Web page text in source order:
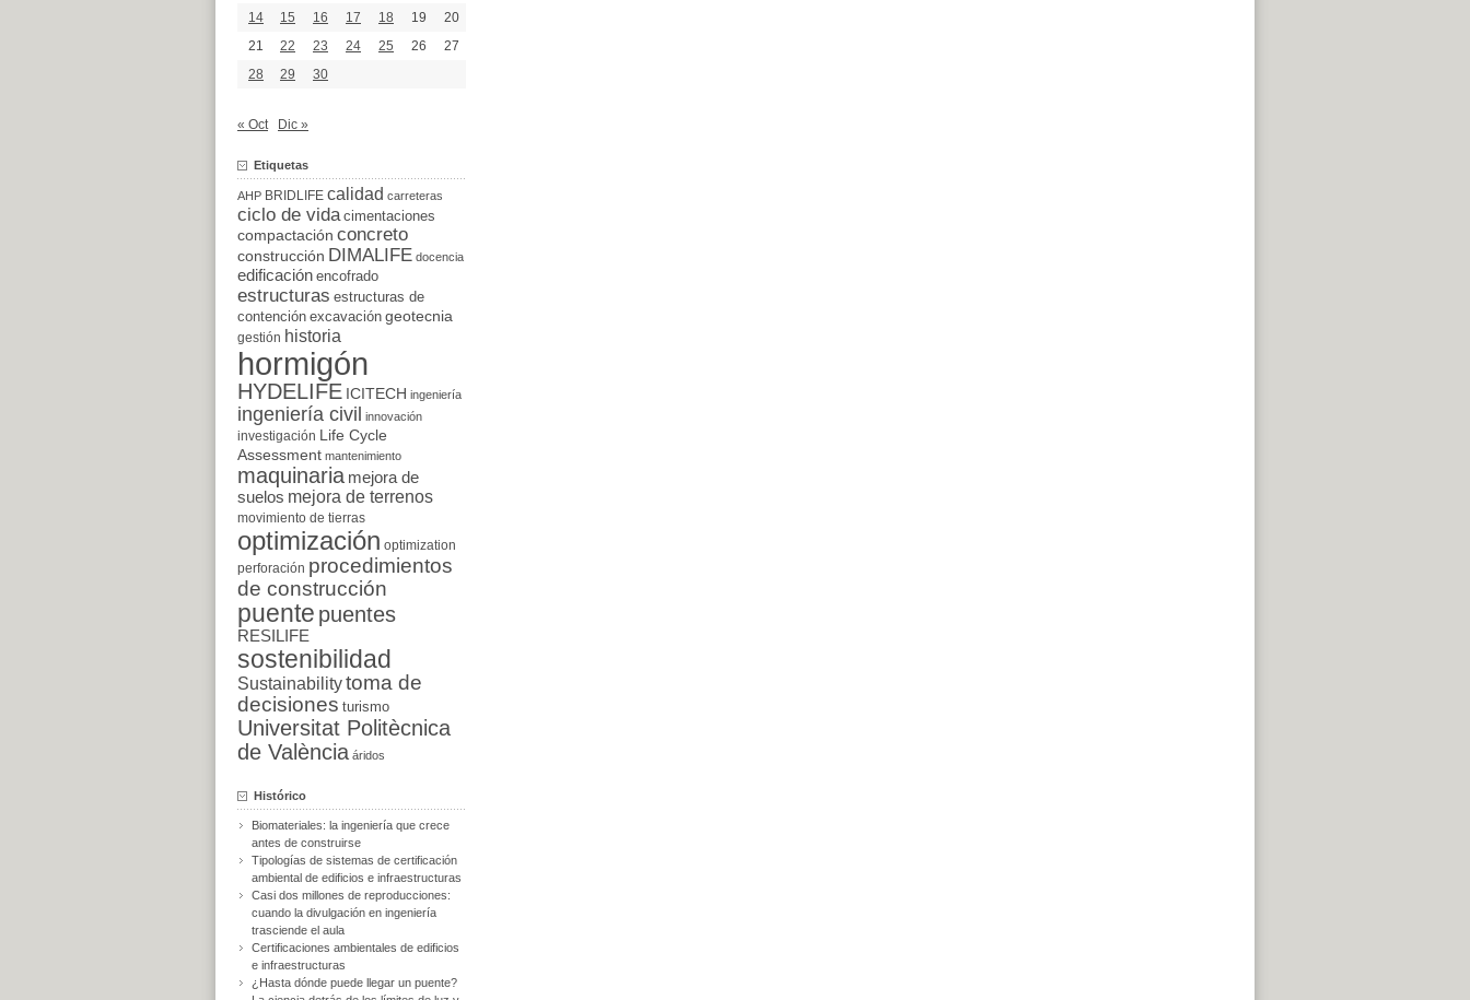
14
15 16 17 18 19
20
21
22 23 24 25 26
27
28
29 30
« Oct Dic »
Etiquetas
AHP BRIDLIFE calidad carreteras
ciclo de vida cimentaciones
compactación concreto
construcción DIMALIFE docencia
edificación encofrado
estructuras estructuras de
contención excavación geotecnia
gestión historia
hormigón
HYDELIFE ICITECH ingeniería
ingeniería civil innovación
investigación
Life Cycle
Assessment mantenimiento
maquinaria mejora de
suelos mejora de terrenos
movimiento de tierras
optimización optimization
perforación procedimientos
de construcción
puente puentes
RESILIFE
sostenibilidad
Sustainabilitytoma de
decisiones turismo
Universitat Politècnica
de València áridos
Histórico
Biomateriales: la ingeniería que crece
antes de construirse
Tipologías de sistemas de certificación
ambiental de edificios e infraestructuras
Casi dos millones de reproducciones:
cuando la divulgación en ingeniería
trasciende el aula
Certificaciones ambientales de edificios
e infraestructuras
¿Hasta dónde puede llegar un puente?